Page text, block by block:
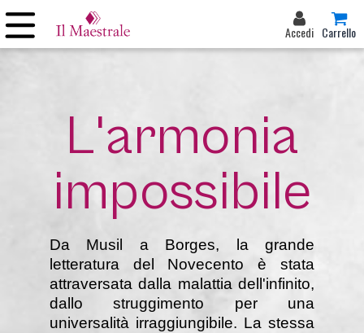
Accedi Carrello
L'armonia
impossibile
Da Musil a Borges, la grande
letteratura del Novecento è stata
attraversata dalla malattia dell'infinito,
dallo struggimento per una
universalità irraggiungibile. La stessa